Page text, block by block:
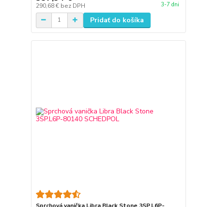
290,68 € bez DPH 3-7 dni
Pridať do košíka
Sprchová vanička Libra Black Stone 3SP.L6P-